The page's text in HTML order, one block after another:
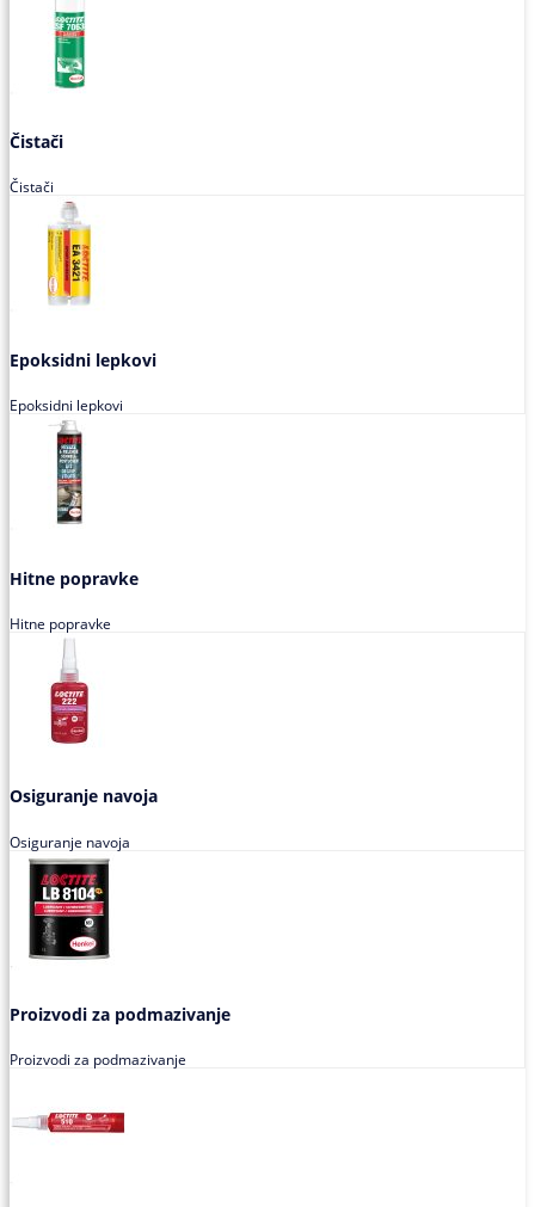
Čistači
Čistači
Epoksidni lepkovi
Epoksidni lepkovi
Hitne popravke
Hitne popravke
Osiguranje navoja
Osiguranje navoja
Proizvodi za podmazivanje
Proizvodi za podmazivanje